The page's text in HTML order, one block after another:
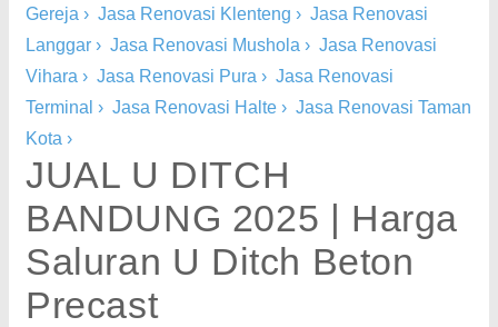
Gereja › Jasa Renovasi Klenteng › Jasa Renovasi
Langgar › Jasa Renovasi Mushola › Jasa Renovasi
Vihara › Jasa Renovasi Pura › Jasa Renovasi
Terminal › Jasa Renovasi Halte › Jasa Renovasi Taman
Kota ›
JUAL U DITCH
BANDUNG 2025 | Harga
Saluran U Ditch Beton
Precast